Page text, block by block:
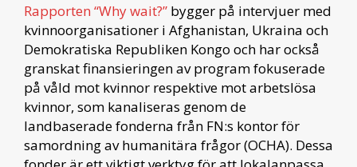
Rapporten “Why wait?” bygger på intervjuer med
kvinnoorganisationer i Afghanistan, Ukraina och
Demokratiska Republiken Kongo och har också
granskat finansieringen av program fokuserade
på våld mot kvinnor respektive mot arbetslösa
kvinnor, som kanaliseras genom de
landbaserade fonderna från FN:s kontor för
samordning av humanitära frågor (OCHA). Dessa